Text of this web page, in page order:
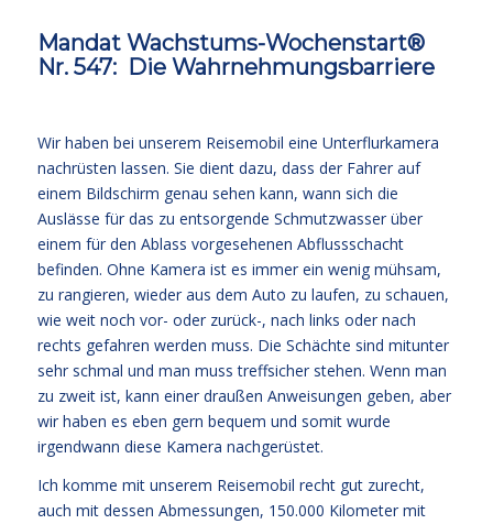
Mandat Wachstums-Wochenstart®
Nr. 547: Die Wahrnehmungsbarriere
Wir haben bei unserem Reisemobil eine Unterflurkamera
nachrüsten lassen. Sie dient dazu, dass der Fahrer auf
einem Bildschirm genau sehen kann, wann sich die
Auslässe für das zu entsorgende Schmutzwasser über
einem für den Ablass vorgesehenen Abflussschacht
befinden. Ohne Kamera ist es immer ein wenig mühsam,
zu rangieren, wieder aus dem Auto zu laufen, zu schauen,
wie weit noch vor- oder zurück-, nach links oder nach
rechts gefahren werden muss. Die Schächte sind mitunter
sehr schmal und man muss treffsicher stehen. Wenn man
zu zweit ist, kann einer draußen Anweisungen geben, aber
wir haben es eben gern bequem und somit wurde
irgendwann diese Kamera nachgerüstet.
Ich komme mit unserem Reisemobil recht gut zurecht,
auch mit dessen Abmessungen, 150.000 Kilometer mit